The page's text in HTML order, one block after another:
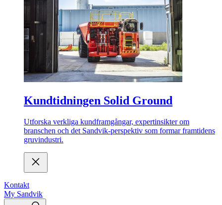
Kundtidningen Solid Ground
Utforska verkliga kundframgångar, expertinsikter om
branschen och det Sandvik-perspektiv som formar framtidens
gruvindustri.
Kontakt
My Sandvik